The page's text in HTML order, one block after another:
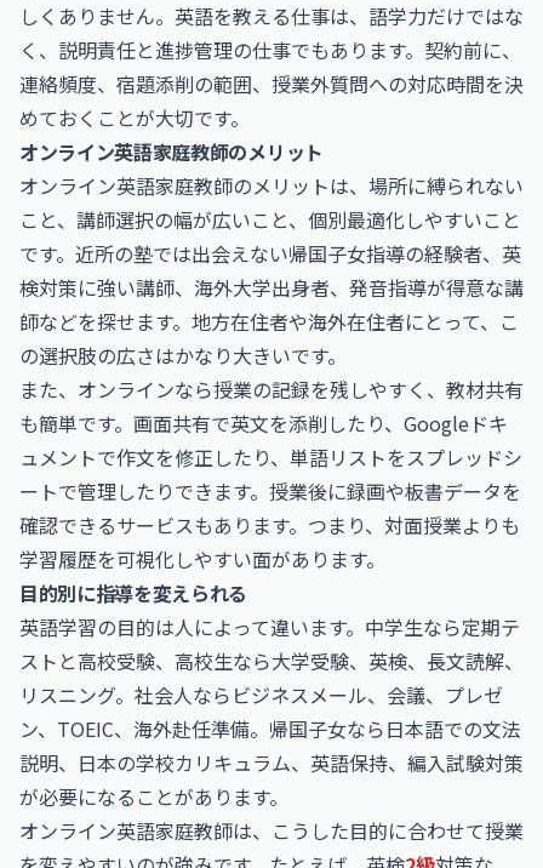
しくありません。英語を教える仕事は、語学力だけではな
く、説明責任と進捗管理の仕事でもあります。契約前に、
連絡頻度、宿題添削の範囲、授業外質問への対応時間を決
めておくことが大切です。
オンライン英語家庭教師のメリット
オンライン英語家庭教師のメリットは、場所に縛られない
こと、講師選択の幅が広いこと、個別最適化しやすいこと
です。近所の塾では出会えない帰国子女指導の経験者、英
検対策に強い講師、海外大学出身者、発音指導が得意な講
師などを探せます。地方在住者や海外在住者にとって、こ
の選択肢の広さはかなり大きいです。
また、オンラインなら授業の記録を残しやすく、教材共有
も簡単です。画面共有で英文を添削したり、Googleドキ
ュメントで作文を修正したり、単語リストをスプレッドシ
ートで管理したりできます。授業後に録画や板書データを
確認できるサービスもあります。つまり、対面授業よりも
学習履歴を可視化しやすい面があります。
目的別に指導を変えられる
英語学習の目的は人によって違います。中学生なら定期テ
ストと高校受験、高校生なら大学受験、英検、長文読解、
リスニング。社会人ならビジネスメール、会議、プレゼ
ン、TOEIC、海外赴任準備。帰国子女なら日本語での文法
説明、日本の学校カリキュラム、英語保持、編入試験対策
が必要になることがあります。
オンライン英語家庭教師は、こうした目的に合わせて授業